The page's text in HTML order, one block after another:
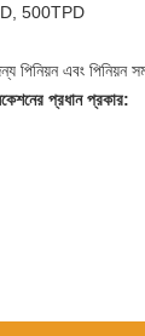
500TPD
পিনিয়ন এবং পিনিয়ন
প্রধান প্রকার: